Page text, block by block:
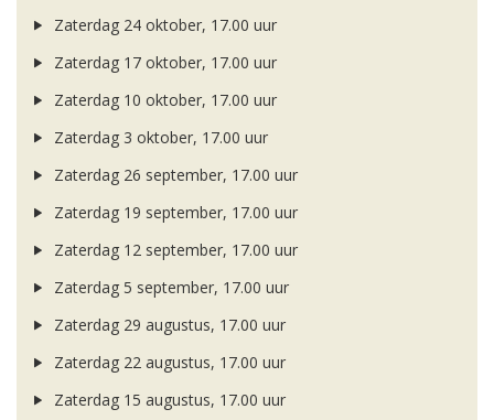
Zaterdag 24 oktober, 17.00 uur
Zaterdag 17 oktober, 17.00 uur
Zaterdag 10 oktober, 17.00 uur
Zaterdag 3 oktober, 17.00 uur
Zaterdag 26 september, 17.00 uur
Zaterdag 19 september, 17.00 uur
Zaterdag 12 september, 17.00 uur
Zaterdag 5 september, 17.00 uur
Zaterdag 29 augustus, 17.00 uur
Zaterdag 22 augustus, 17.00 uur
Zaterdag 15 augustus, 17.00 uur